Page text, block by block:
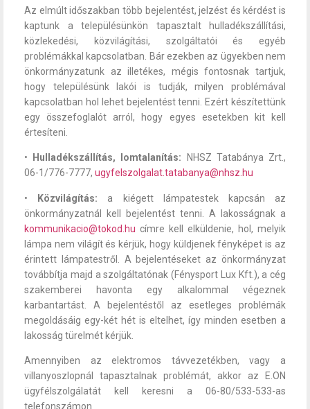
Az elmúlt időszakban több bejelentést, jelzést és kérdést is
kaptunk a településünkön tapasztalt hulladékszállítási,
közlekedési, közvilágítási, szolgáltatói és egyéb
problémákkal kapcsolatban. Bár ezekben az ügyekben nem
önkormányzatunk az illetékes, mégis fontosnak tartjuk,
hogy településünk lakói is tudják, milyen problémával
kapcsolatban hol lehet bejelentést tenni. Ezért készítettünk
egy összefoglalót arról, hogy egyes esetekben kit kell
értesíteni.
• Hulladékszállítás, lomtalanítás: NHSZ Tatabánya Zrt.,
06-1/776-7777, ugyfelszolgalat.tatabanya@nhsz.hu
• Közvilágítás: a kiégett lámpatestek kapcsán az
önkormányzatnál kell bejelentést tenni. A lakosságnak a
kommunikacio@tokod.hu címre kell elküldenie, hol, melyik
lámpa nem világít és kérjük, hogy küldjenek fényképet is az
érintett lámpatestről. A bejelentéseket az önkormányzat
továbbítja majd a szolgáltatónak (Fénysport Lux Kft.), a cég
szakemberei havonta egy alkalommal végeznek
karbantartást. A bejelentéstől az esetleges problémák
megoldásáig egy-két hét is eltelhet, így minden esetben a
lakosság türelmét kérjük.
Amennyiben az elektromos távvezetékben, vagy a
villanyoszlopnál tapasztalnak problémát, akkor az E.ON
ügyfélszolgálatát kell keresni a 06-80/533-533-as
telefonszámon.